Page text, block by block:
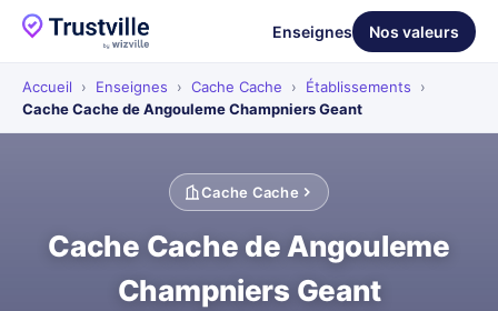
Enseignes Nos valeurs
Accueil › Enseignes › Cache Cache › Établissements
›
Cache Cache de Angouleme Champniers Geant
Cache Cache
Cache Cache de Angouleme
Champniers Geant